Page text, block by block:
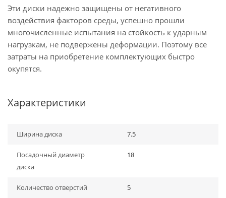
Эти диски надежно защищены от негативного
воздействия факторов среды, успешно прошли
многочисленные испытания на стойкость к ударным
нагрузкам, не подвержены деформации. Поэтому все
затраты на приобретение комплектующих быстро
окупятся.
Характеристики
Ширина диска 7.5
Посадочный диаметр
диска
18
Количество отверстий 5